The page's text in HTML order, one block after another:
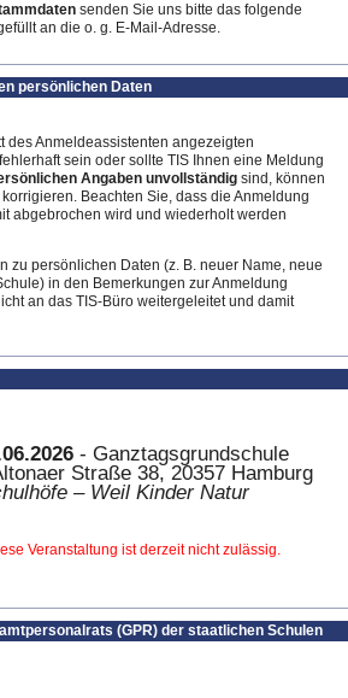
senden Sie uns bitte das folgende
an die o. g. E-Mail-Adresse.
persönlichen Daten
des Anmeldeassistenten angezeigten
sein oder sollte TIS Ihnen eine Meldung
Angaben unvollständig sind, können
korrigieren. Beachten Sie, dass die Anmeldung
abgebrochen wird und wiederholt werden
zu persönlichen Daten (z. B. neuer Name, neue
in den Bemerkungen zur Anmeldung
an das TIS-Büro weitergeleitet und damit
- Ganztagsgrundschule
Straße 38, 20357 Hamburg
– Weil Kinder Natur
Veranstaltung ist derzeit nicht zulässig.
(GPR) der staatlichen Schulen